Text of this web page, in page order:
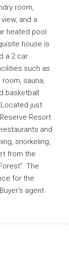
room,
and a
heated pool
house is
a 2 car
such as
sauna,
basketball
Located just
Resort
and
snorkeling,
from the
The
for the
agent